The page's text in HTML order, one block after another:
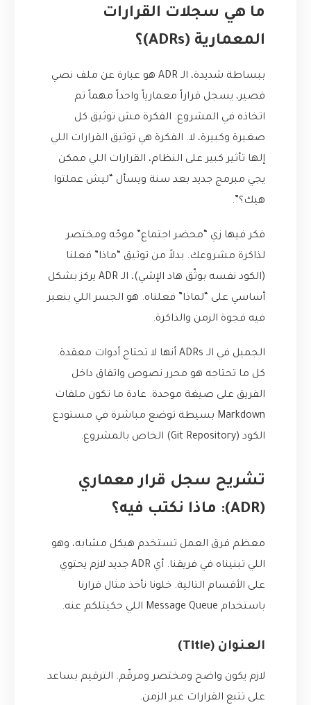
ما هي سجلات القرارات
المعمارية (ADRs)؟
ببساطة شديدة، الـ ADR هو عبارة عن ملف نصي
قصير، يسجل قراراً معمارياً واحداً مهماً تم
اتخاذه في المشروع. الفكرة مش توثيق كل
صغيرة وكبيرة، لا. الفكرة هي توثيق القرارات اللي
إلها تأثير كبير على النظام، القرارات اللي ممكن
يجي مبرمج جديد بعد سنة ويسأل “ليش عملتوا
هيك؟”.
فكر فيها زي “محضر اجتماع” موجّه ومختصر
لذاكرة مشروعك. بدلاً من توثيق “ماذا” فعلنا
(الكود نفسه بوثّق هاد الإشي)، الـ ADR يركز بشكل
أساسي على “لماذا” فعلناه. هو الجسر اللي بنعبر
فيه فجوة الزمن والذاكرة.
الجميل في الـ ADRs أنها لا تحتاج أدوات معقدة.
كل ما تحتاجه هو محرر نصوص واتفاق داخل
الفريق على صيغة موحدة. عادة ما تكون ملفات
Markdown بسيطة توضع مباشرة في مستودع
الكود (Git Repository) الخاص بالمشروع.
تشريح سجل قرار معماري
(ADR): ماذا نكتب فيه؟
معظم فرق العمل تستخدم هيكل مشابه، وهو
اللي تبنيناه في فريقنا. أي ADR جديد لازم يحتوي
على الأقسام التالية. خلونا نأخذ مثال قرارنا
باستخدام Message Queue اللي حكيتلكم عنه.
العنوان (Title)
لازم يكون واضح ومختصر ومرقّم. الترقيم بساعد
على تتبع القرارات عبر الزمن.